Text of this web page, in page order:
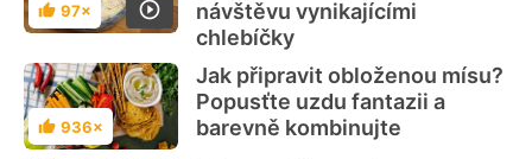
Hodnocení
97×
návštěvu vynikajícími
chlebíčky
Hodnocení
936×
Jak připravit obloženou mísu?
Popusťte uzdu fantazii a
barevně kombinujte